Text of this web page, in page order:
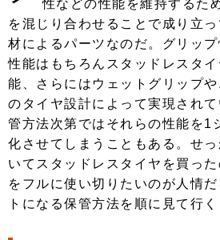
性などの性能を維持するた
を混じり合わせることで成り立
材によるパーツなのだ。グリッ
性能はもちろんスタッドレスタ
能、さらにはウェットグリップ
のタイヤ設計によって実現され
管方法次第ではそれらの性能を1
化させてしまうこともある。せ
いてスタッドレスタイヤを買っ
をフルに使い切りたいのが人情
トになる保管方法を順に見て行く